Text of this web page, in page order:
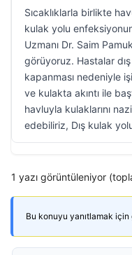
Sıcaklıklarla birlikte
kulak yolu
Uzmanı Dr. Saim
görüyoruz. Hastalar
kapanması nedeniyle
ve kulakta akıntı ile
havluyla kulaklarını
edebiliriz, Dış kulak
1 yazı görüntüleniyor
Bu konuyu yanıtlamak için